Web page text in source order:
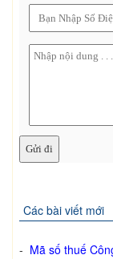
Các bài viết mới
- Mã số thuế